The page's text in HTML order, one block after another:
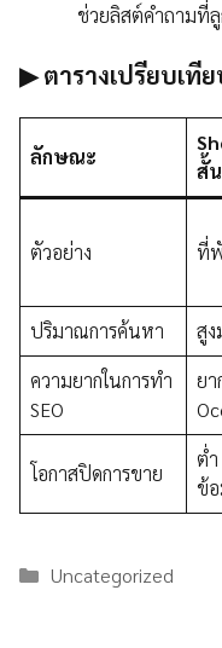
ช่วยลิสต์คำถามที่
▶ ตารางเปรียบเที
ลักษณะ
สั้
ตัวอย่าง ที่
ปริมาณการค้นหา
สูง
ความยากในการทำ
SEO
ยา
โอกาสปิดการขาย
ต่
ข้
Categories
Uncategorized